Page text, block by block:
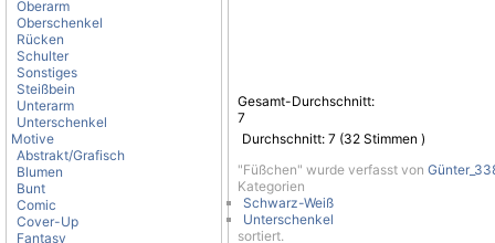
Oberarm
Oberschenkel
Rücken
Schulter
Sonstiges
Steißbein
Unterarm
Unterschenkel
Motive
Abstrakt/Grafisch
Blumen
Bunt
Comic
Cover-Up
Fantasy
Gesamt-Durchschnitt:
7
Durchschnitt: 7 (32 Stimmen )
"Füßchen" wurde verfasst von
Kategorien
Schwarz-Weiß
Unterschenkel
sortiert.